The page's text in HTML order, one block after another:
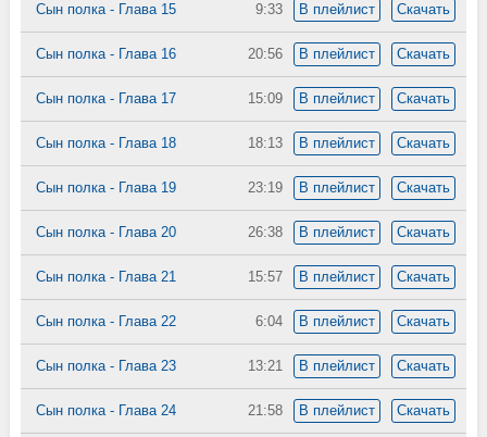
9:33 В плейлист Скачать
Сын полка - Глава 15
20:56 В плейлист Скачать
Сын полка - Глава 16
15:09 В плейлист Скачать
Сын полка - Глава 17
18:13 В плейлист Скачать
Сын полка - Глава 18
23:19 В плейлист Скачать
Сын полка - Глава 19
26:38 В плейлист Скачать
Сын полка - Глава 20
15:57 В плейлист Скачать
Сын полка - Глава 21
6:04 В плейлист Скачать
Сын полка - Глава 22
13:21 В плейлист Скачать
Сын полка - Глава 23
21:58 В плейлист Скачать
Сын полка - Глава 24